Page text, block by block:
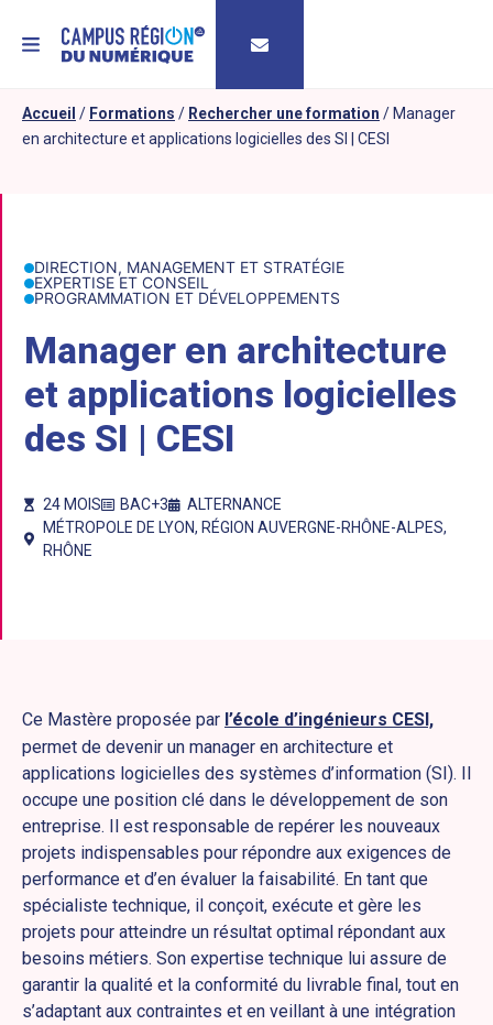
MENU
Accueil / Formations / Rechercher une formation / Manager
en architecture et applications logicielles des SI | CESI
DIRECTION, MANAGEMENT ET STRATÉGIE
EXPERTISE ET CONSEIL
PROGRAMMATION ET DÉVELOPPEMENTS
Manager en architecture
et applications logicielles
des SI | CESI
24 MOIS BAC+3
ALTERNANCE
MÉTROPOLE DE LYON, RÉGION AUVERGNE-RHÔNE-ALPES,
RHÔNE
Ce Mastère proposée par l’école d’ingénieurs CESI,
permet de devenir un manager en architecture et
applications logicielles des systèmes d’information (SI). Il
occupe une position clé dans le développement de son
entreprise. Il est responsable de repérer les nouveaux
projets indispensables pour répondre aux exigences de
performance et d’en évaluer la faisabilité. En tant que
spécialiste technique, il conçoit, exécute et gère les
projets pour atteindre un résultat optimal répondant aux
besoins métiers. Son expertise technique lui assure de
garantir la qualité et la conformité du livrable final, tout en
s’adaptant aux contraintes et en veillant à une intégration